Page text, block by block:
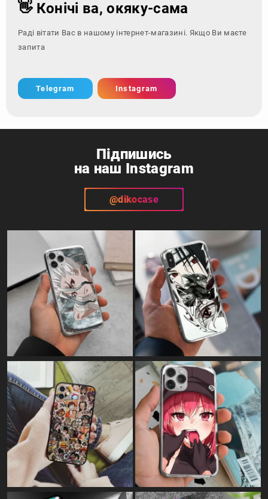
👋 Конічі ва, окяку-сама
Раді вітати Вас в нашому інтернет-магазині. Якщо Ви маєте
запитання - зверні
Telegram Instagram
Підпишись
на наш Instagram
@dikocase